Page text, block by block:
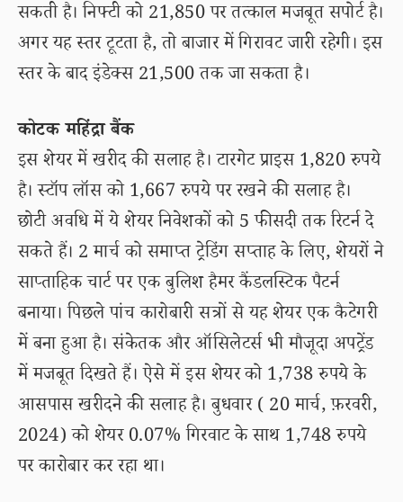
सकती है। निफ्टी को 21,850 पर तत्काल मजबूत सपोर्ट है।
अगर यह स्तर टूटता है, तो बाजार में गिरावट जारी रहेगी। इस
स्तर के बाद इंडेक्स 21,500 तक जा सकता है।
कोटक महिंद्रा बैंक
इस शेयर में खरीद की सलाह है। टारगेट प्राइस 1,820 रुपये
है। स्टॉप लॉस को 1,667 रुपये पर रखने की सलाह है।
छोटी अवधि में ये शेयर निवेशकों को 5 फीसदी तक रिटर्न दे
सकते हैं। 2 मार्च को समाप्त ट्रेडिंग सप्ताह के लिए, शेयरों ने
साप्ताहिक चार्ट पर एक बुलिश हैमर कैंडलस्टिक पैटर्न
बनाया। पिछले पांच कारोबारी सत्रों से यह शेयर एक कैटेगरी
में बना हुआ है। संकेतक और ऑसिलेटर्स भी मौजूदा अपट्रेंड
में मजबूत दिखते हैं। ऐसे में इस शेयर को 1,738 रुपये के
आसपास खरीदने की सलाह है। बुधवार ( 20 मार्च, फ़रवरी,
2024) को शेयर 0.07% गिरवाट के साथ 1,748 रुपये
पर कारोबार कर रहा था।